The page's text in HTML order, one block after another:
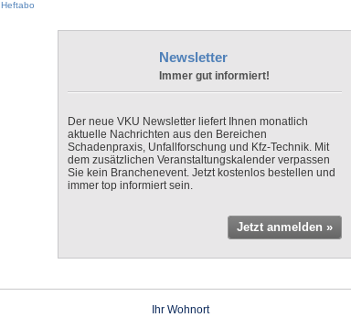
Heftabo
Newsletter
Immer gut informiert!
Der neue VKU Newsletter liefert Ihnen monatlich
aktuelle Nachrichten aus den Bereichen
Schadenpraxis, Unfallforschung und Kfz-Technik. Mit
dem zusätzlichen Veranstaltungskalender verpassen
Sie kein Branchenevent. Jetzt kostenlos bestellen und
immer top informiert sein.
Jetzt anmelden »
Ihr Wohnort